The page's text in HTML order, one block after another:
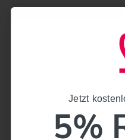
TwitternPinnen
Jetzt
5%
Jetzt
5%